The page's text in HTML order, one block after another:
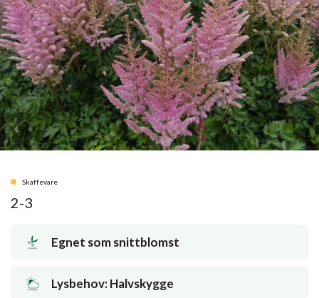
Skaffevare
2-3
Egnet som snittblomst
Lysbehov: Halvskygge